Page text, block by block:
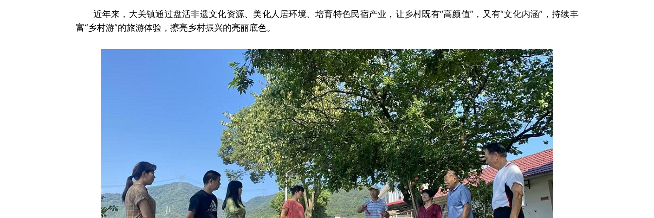
近年来，大关镇通过盘活非遗文化资源、美化人居环境、培育特色民宿产业，让乡村既有“高颜值”，又有“文化内涵”，持续丰
富“乡村游”的旅游体验，擦亮乡村振兴的亮丽底色。